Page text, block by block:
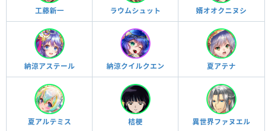
工藤新一 ラウムシュット 婿オオクニヌシ
納涼アステール 納涼クイルクエン 夏アテナ
夏アルテミス 桔梗 異世界ファヌエル